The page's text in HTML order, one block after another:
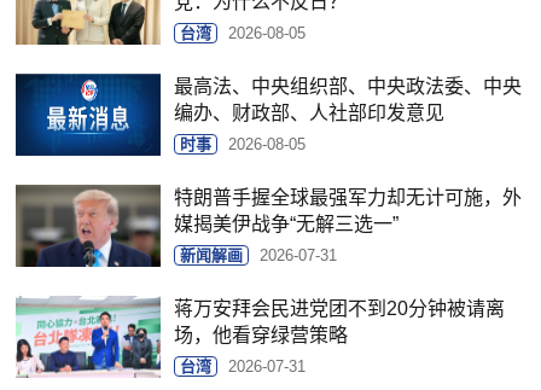
台湾 2026-08-05
最高法、中央组织部、中央政法委、中央
编办、财政部、人社部印发意见
时事 2026-08-05
特朗普手握全球最强军力却无计可施，外
媒揭美伊战争“无解三选一”
新闻解画 2026-07-31
蒋万安拜会民进党团不到20分钟被请离
场，他看穿绿营策略
台湾 2026-07-31